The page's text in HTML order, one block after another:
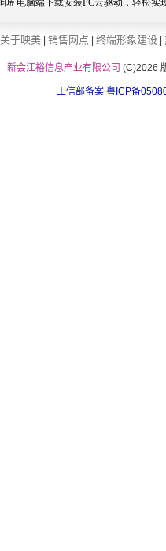
关于映美 销售网点 终端形象建设
新会江裕信息产业有限公司 (C)2026
工信部备案 粤ICP备